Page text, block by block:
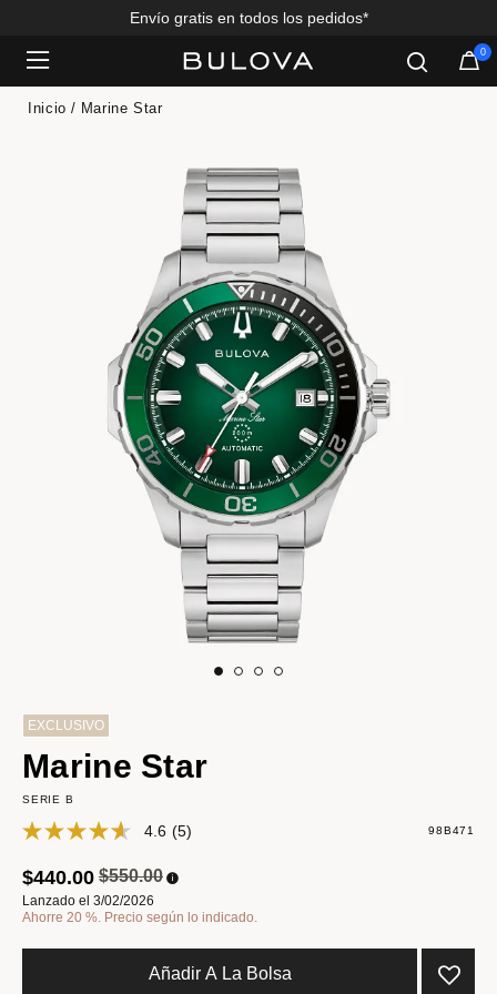
Envío gratis en todos los pedidos*
0
Inicio Marine Star
EXCLUSIVO
Marine Star
SERIE B
4.6 (5) 98B471
Precio reducido de
$550.00a
$440.00
Lanzado el 3/02/2026
Ahorre 20 %. Precio según lo indicado.
Añadir A La Bolsa
Added to Manage Wishlist